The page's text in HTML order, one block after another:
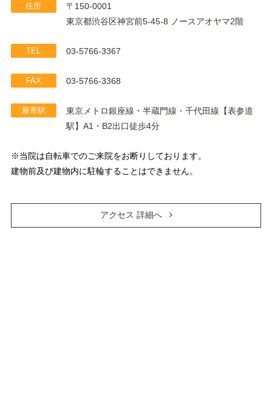
住所
〒150-0001
東京都渋谷区神宮前5-45-8 ノースアオヤマ2階
TEL 03-5766-3367
FAX 03-5766-3368
最寄駅
東京メトロ銀座線・半蔵門線・千代田線【表参道
駅】A1・B2出口徒歩4分
※当院は自転車でのご来院をお断りしております。
建物前及び建物内に駐輪することはできません。
アクセス 詳細へ